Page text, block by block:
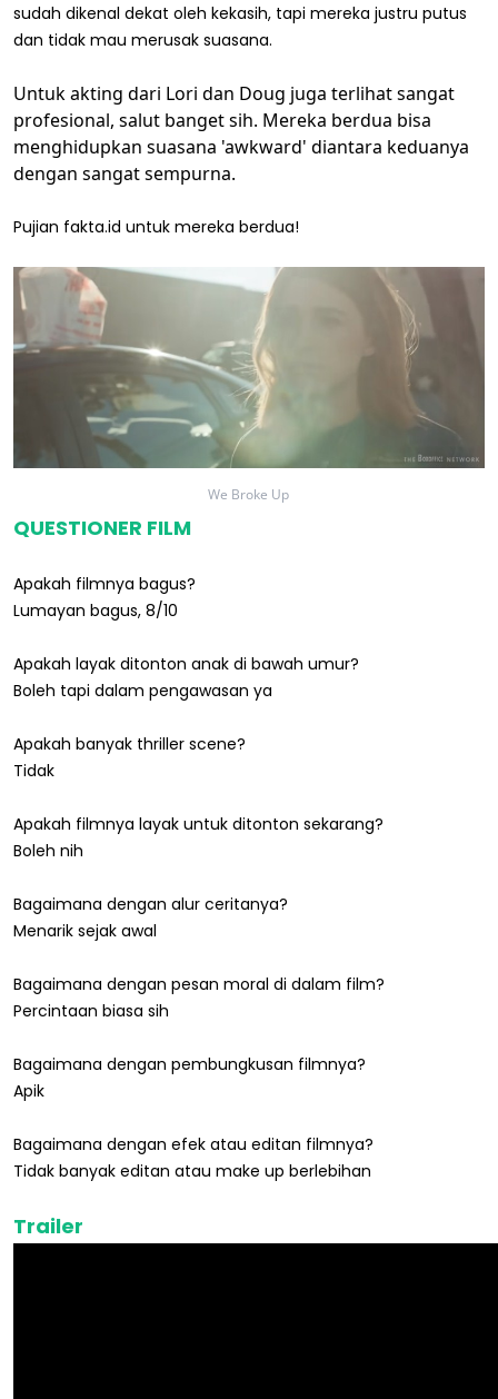
sudah dikenal dekat oleh kekasih, tapi mereka justru putus
dan tidak mau merusak suasana.
Untuk akting dari Lori dan Doug juga terlihat sangat
profesional, salut banget sih. Mereka berdua bisa
menghidupkan suasana 'awkward' diantara keduanya
dengan sangat sempurna.
Pujian fakta.id untuk mereka berdua!
We Broke Up
QUESTIONER FILM
Apakah filmnya bagus?
Lumayan bagus, 8/10
Apakah layak ditonton anak di bawah umur?
Boleh tapi dalam pengawasan ya
Apakah banyak thriller scene?
Tidak
Apakah filmnya layak untuk ditonton sekarang?
Boleh nih
Bagaimana dengan alur ceritanya?
Menarik sejak awal
Bagaimana dengan pesan moral di dalam film?
Percintaan biasa sih
Bagaimana dengan pembungkusan filmnya?
Apik
Bagaimana dengan efek atau editan filmnya?
Tidak banyak editan atau make up berlebihan
Trailer